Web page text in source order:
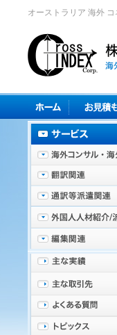
オーストラリア 海外